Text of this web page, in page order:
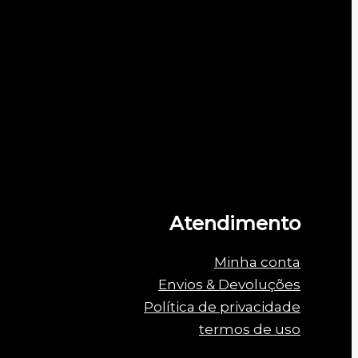
Atendimento
Minha conta
Envios & Devoluções
Política de privacidade
termos de uso